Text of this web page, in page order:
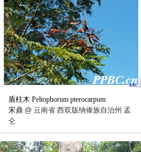
盾柱木 Peltophorum pterocarpum
宋鼎 @ 云南省 西双版纳傣族自治州 孟
仑